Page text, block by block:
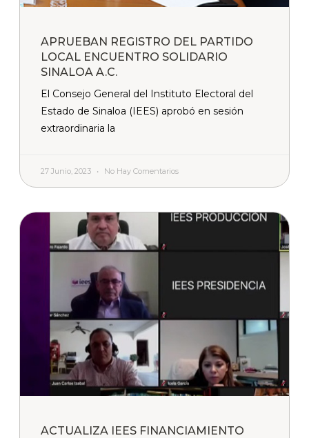
APRUEBAN REGISTRO DEL PARTIDO
LOCAL ENCUENTRO SOLIDARIO
SINALOA A.C.
El Consejo General del Instituto Electoral del
Estado de Sinaloa (IEES) aprobó en sesión
extraordinaria la
27 Junio, 2023 No Hay Comentarios
ACTUALIZA IEES FINANCIAMIENTO